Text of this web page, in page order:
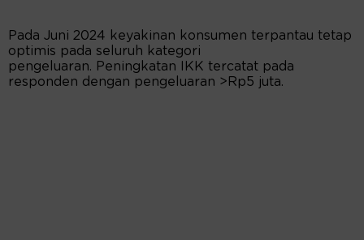
Pada Juni 2024 keyakinan konsumen terpantau tetap
optimis pada seluruh kategori
pengeluaran. Peningkatan IKK tercatat pada
responden dengan pengeluaran >Rp5 juta.